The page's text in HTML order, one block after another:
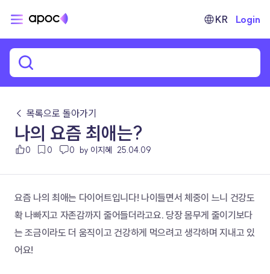
KR Login
← 목록으로 돌아가기
나의 요즘 최애는?
0 0 0 by 이지혜 25.04.09
요즘 나의 최애는 다이어트입니다! 나이들면서 체중이 느니 건강도
확 나빠지고 자존감까지 줄어들더라고요. 당장 몸무게 줄이기보다
는 조금이라도 더 움직이고 건강하게 먹으려고 생각하며 지내고 있
어요!